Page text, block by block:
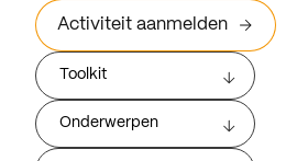
Activiteit aanmelden
Toolkit
Onderwerpen